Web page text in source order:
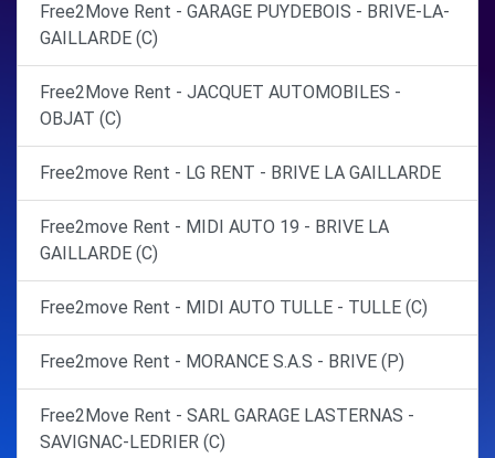
Free2Move Rent - GARAGE PUYDEBOIS - BRIVE-LA-
GAILLARDE (C)
Free2Move Rent - JACQUET AUTOMOBILES -
OBJAT (C)
Free2move Rent - LG RENT - BRIVE LA GAILLARDE
Free2move Rent - MIDI AUTO 19 - BRIVE LA
GAILLARDE (C)
Free2move Rent - MIDI AUTO TULLE - TULLE (C)
Free2move Rent - MORANCE S.A.S - BRIVE (P)
Free2Move Rent - SARL GARAGE LASTERNAS -
SAVIGNAC-LEDRIER (C)